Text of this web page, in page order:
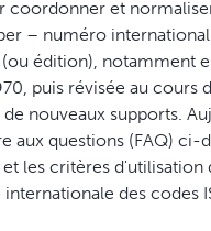
coordonner et
– numéro
édition), notamment
puis révisée au cours
de nouveaux supports.
aux questions (FAQ)
les critères d'utilisation
internationale des codes